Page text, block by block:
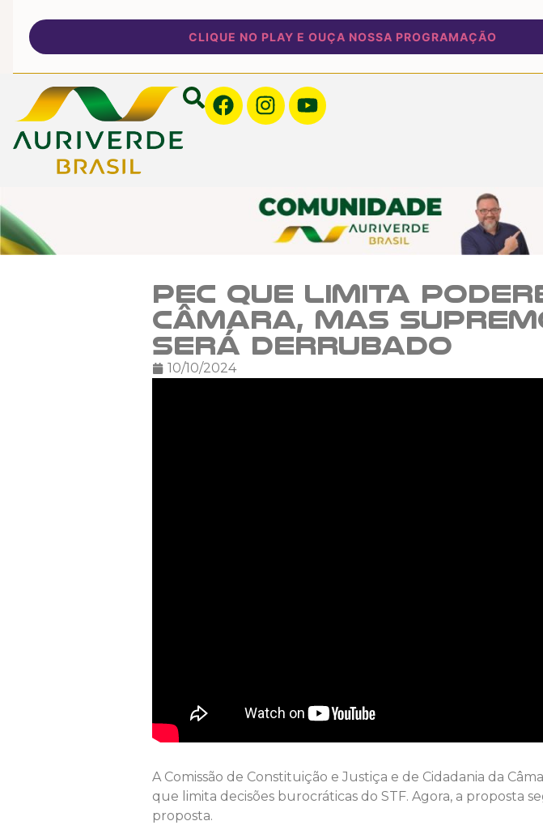
CLIQUE NO PLAY E OUÇA NOSSA PROGRAMAÇÃO
PEC que limita
Câmara, mas
será derrubado
10/10/2024
A Comissão de Constituição e Justiça e de Cidadania da
que limita decisões burocráticas do STF. Agora, a proposta
proposta.